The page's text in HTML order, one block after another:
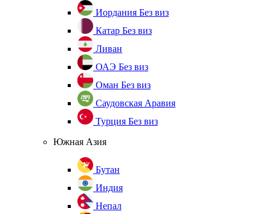
Иордания Без виз
Катар Без виз
Ливан
ОАЭ Без виз
Оман Без виз
Саудовская Аравия
Турция Без виз
Южная Азия
Бутан
Индия
Непал